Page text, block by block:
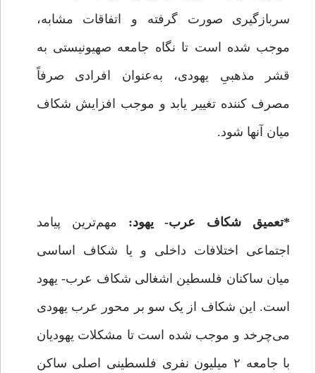
سربازگیری صورت گرفته و اتفاقات مشابه،
موجب شده است تا نگاه جامعه صهیونیستی به
قشر مذهبیِ یهودی، به‌عنوان افرادی صرفاً
مصرف کننده تغییر یابد و موجب افزایش شکاف
میان آنها شود.
*تعمیق شکاف عرب- یهود: مهم‌ترین پیامد
اجتماعی اختلافات داخلی و یا شکاف اساسی
میان ساکنان فلسطین اشغالی شکاف عرب- یهود
است. این شکاف از یک ‌سو بر محور عرب یهودی
می‌چرخد و موجب شده است تا مشکلات یهودیان
با جامعه ۲ میلیون نفری فلسطینی اصلی ساکن